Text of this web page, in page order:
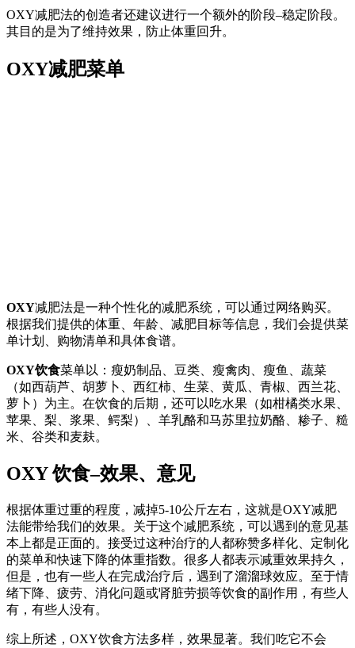
OXY减肥法的创造者还建议进行一个额外的阶段–稳定阶段。
其目的是为了维持效果，防止体重回升。
OXY减肥菜单
OXY减肥法是一种个性化的减肥系统，可以通过网络购买。
根据我们提供的体重、年龄、减肥目标等信息，我们会提供菜
单计划、购物清单和具体食谱。
OXY饮食菜单以：瘦奶制品、豆类、瘦禽肉、瘦鱼、蔬菜
（如西葫芦、胡萝卜、西红柿、生菜、黄瓜、青椒、西兰花、
萝卜）为主。在饮食的后期，还可以吃水果（如柑橘类水果、
苹果、梨、浆果、鳄梨）、羊乳酪和马苏里拉奶酪、糁子、糙
米、谷类和麦麸。
OXY 饮食–效果、意见
根据体重过重的程度，减掉5-10公斤左右，这就是OXY减肥
法能带给我们的效果。关于这个减肥系统，可以遇到的意见基
本上都是正面的。接受过这种治疗的人都称赞多样化、定制化
的菜单和快速下降的体重指数。很多人都表示减重效果持久，
但是，也有一些人在完成治疗后，遇到了溜溜球效应。至于情
绪下降、疲劳、消化问题或肾脏劳损等饮食的副作用，有些人
有，有些人没有。
综上所述，OXY饮食方法多样，效果显著。我们吃它不会